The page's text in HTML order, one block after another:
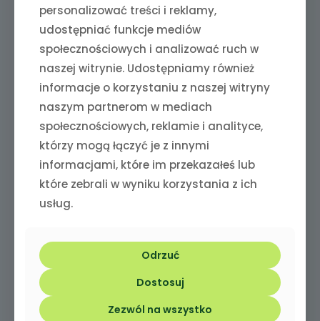
Rozmaryn – naturalny antyoksydant wspierający
odporność i krążenie. Działa również przeciwzapalnie.
Jaja i drożdże browarnicze – dostarczają białka, biotyny
oraz witamin z grupy B, wspierających skórę, sierść i układ
odpornościowy.
Kasza manna – lekkostrawna baza, idealna dla psów z
delikatnym układem trawiennym. Dodaje energii i poprawia
przyswajalność.
Dla kogo?
dla psów małych i dużych ras,
dla psów starszych i dorosłych,
dla pupili potrzebujących wsparcia w regeneracji i
detoksykacji.
Przeznaczenie:
psy małych i dużych ras, psy dorosłe, psy
starsze, psy z obniżoną odpornością, psy wymagające
wsparcia wątroby i trawienia.
personalizować treści i reklamy,
udostępniać funkcje mediów
społecznościowych i analizować ruch w
naszej witrynie. Udostępniamy również
informacje o korzystaniu z naszej witryny
naszym partnerom w mediach
społecznościowych, reklamie i analityce,
którzy mogą łączyć je z innymi
informacjami, które im przekazałeś lub
które zebrali w wyniku korzystania z ich
usług.
Odrzuć
Dostosuj
Zezwól na wszystko